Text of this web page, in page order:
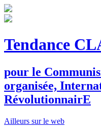
Tendance
pour le C
organisée, I
RévolutionnairE
Ailleurs sur le web